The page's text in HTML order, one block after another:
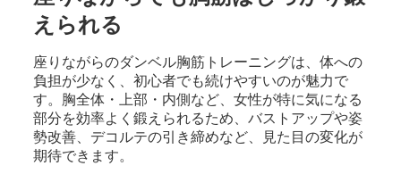
えられる
座りながらのダンベル胸筋トレーニングは、体への
負担が少なく、初心者でも続けやすいのが魅力で
す。胸全体・上部・内側など、女性が特に気になる
部分を効率よく鍛えられるため、バストアップや姿
勢改善、デコルテの引き締めなど、見た目の変化が
期待できます。